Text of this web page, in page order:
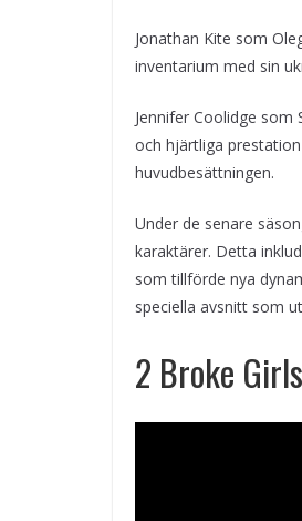
Jonathan Kite som
inventarium med sin
Jennifer Coolidge
och hjärtliga
huvudbesättningen.
Under de senare
karaktärer. Detta
som tillförde nya
speciella avsnitt som
2 Broke